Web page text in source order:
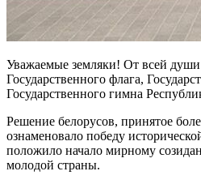
Уважаемые земляки! От всей
Государственного флага,
Государственного гимна
Решение белорусов, принятое
ознаменовало победу
положило начало мирному
молодой страны.